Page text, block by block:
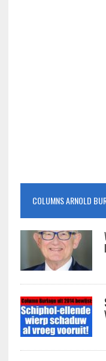
COLUMNS ARNOLD